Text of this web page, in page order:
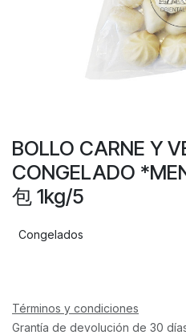
BOLLO CARNE Y
CONGELADO
包 1kg/5
Congelados
Términos y condiciones
Grantía de devolución de 30